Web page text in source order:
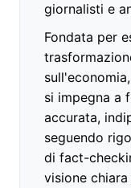
giornalisti e
Fondata per
si impegna a
accurata,
seguendo
di fact-
visione